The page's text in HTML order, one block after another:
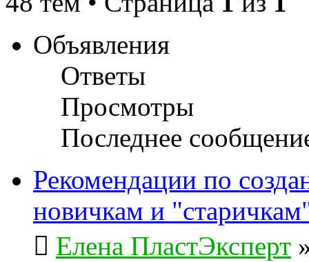
Объявления
Ответы
Просмотры
Последнее
Рекомендации по
новичкам и
Елена ПластЭксперт